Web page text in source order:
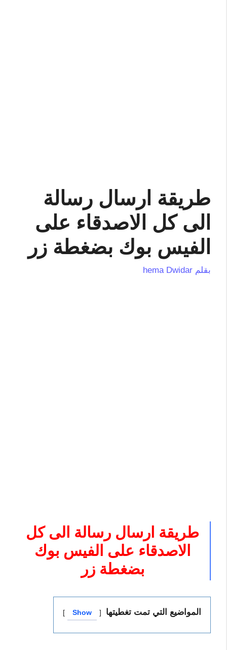
طريقة ارسال رسالة
الى كل الاصدقاء على
الفيس بوك بضغطة زر
بقلم hema Dwidar
طريقة ارسال رسالة الى كل
الاصدقاء على الفيس بوك
بضغطة زر
المواضيع التي تمت تغطيتها Show